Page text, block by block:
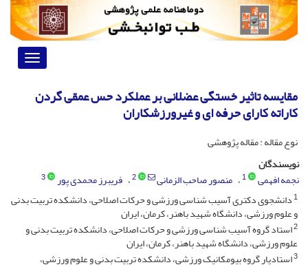
Toggle
مقایسه تاثیر خستگی عضلانی بر عملکرد حس عمقی گردن
کاراته کارای حرفه ای و غیرورزشکاران
نوع مقاله : مقاله پژوهشی
نویسندگان
نجمه افهمی
1 منصور صاحب الزمانی 2 فریبرز محمدی پور
3
1دانشجوی دکتری آسیب شناسی ورزشی و حرکات اصلاحی، دانشکده تربیت بدنی
و علوم ورزشی، دانشگاه شهید باهنر، کرمان، ایران
2استاد گروه آسیب شناسی ورزشی و حرکات اصلاحی، دانشکده تربیت بدنی و
علوم ورزشی، دانشگاه شهید باهنر، کرمان، ایران
3استادیار گروه بیومکانیک ورزشی، دانشکده تربیت بدنی و علوم ورزشی،